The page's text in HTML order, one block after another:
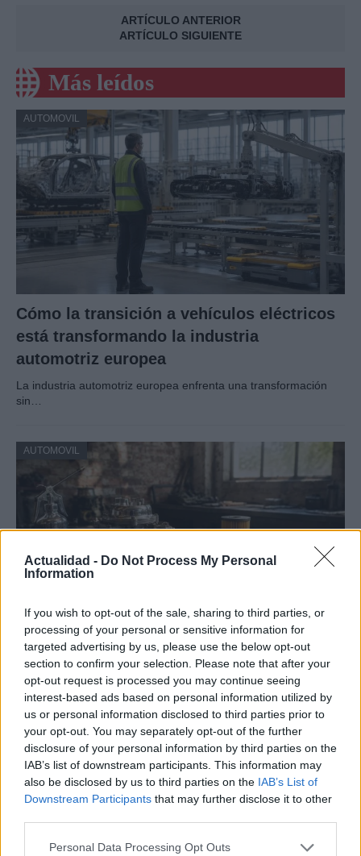
Actualidad - Do Not Process My Personal
Information
If you wish to opt-out of the sale, sharing to third parties, or
processing of your personal or sensitive information for
targeted advertising by us, please use the below opt-out
section to confirm your selection. Please note that after your
opt-out request is processed you may continue seeing
interest-based ads based on personal information utilized by
us or personal information disclosed to third parties prior to
your opt-out. You may separately opt-out of the further
disclosure of your personal information by third parties on the
IAB’s list of downstream participants. This information may
also be disclosed by us to third parties on the IAB’s List of
Downstream Participants that may further disclose it to other
Please note that this website/app uses one or more Google
Personal Data Processing Opt Outs
ARTÍCULO ANTERIOR
ARTÍCULO SIGUIENTE
Más leídos
AUTOMOVIL
Cómo la transición a vehículos eléctricos
está transformando la industria
automotriz europea
La industria automotriz europea enfrenta una transformación
sin…
AUTOMOVIL
Guía completa para la inspección técnica
de vehículos clásicos y veteranos
Conoce todo lo necesario sobre la ITV en…
AUTOMOVIL